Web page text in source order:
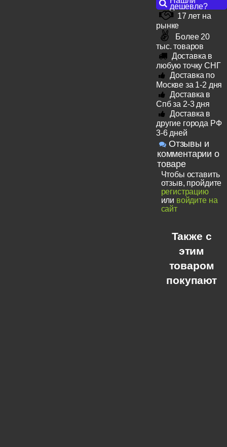
дешевле?
17 лет на
рынке
Более 20
тыс. товаров
Доставка в
любую точку СНГ
Доставка по
Москве за 1-2 дня
Доставка в
Спб за 2-3 дня
Доставка в
другие города РФ
3-6 дней
Отзывы и
комментарии о
товаре
Чтобы оставить
отзыв, пройдите
регистрацию
или войдите на
сайт
Также с
этим
товаром
покупают